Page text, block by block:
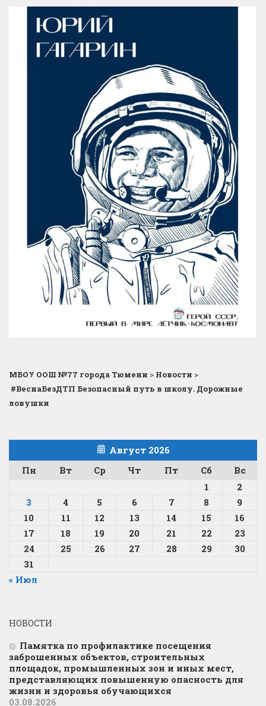
МБОУ ООШ №77 города Тюмени > Новости >
#ВеснаБезДТП Безопасный путь в школу. Дорожные
ловушки
Август 2026
Пн
Вт Ср Чт Пт Сб
Вс
1
2
3
4 5 6 7 8
9
10
11 12 13 14 15
16
17
18 19 20 21 22
23
24
25 26 27 28 29
30
31
« Июл
НОВОСТИ
Памятка по профилактике посещения
заброшенных объектов, строительных
площадок, промышленных зон и иных мест,
представляющих повышенную опасность для
жизни и здоровья обучающихся
03.08.2026